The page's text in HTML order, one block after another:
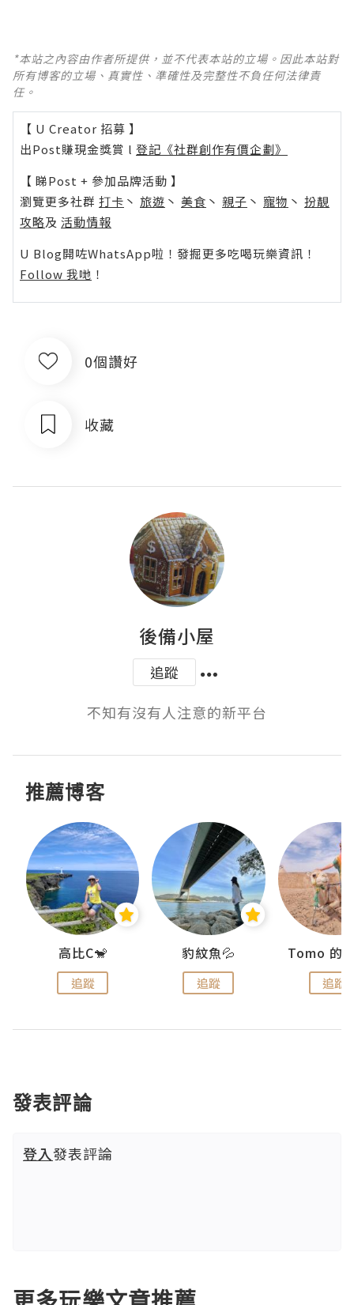
*本站之內容由作者所提供，並不代表本站的立場。因此本站對
所有博客的立場、真實性、準確性及完整性不負任何法律責
任。
【 U Creator 招募 】
出Post賺現金獎賞 l 登記《社群創作有價企劃》
【 睇Post + 參加品牌活動 】
瀏覽更多社群 打卡 丶 旅遊 丶 美食 丶 親子 丶 寵物 丶 扮靚
攻略及 活動情報
U Blog開咗WhatsApp啦！發掘更多吃喝玩樂資訊！
Follow 我哋 ！
0個讚好
收藏
後備小屋
追蹤
不知有沒有人注意的新平台
推薦博客
高比C🐒
追蹤
豹紋魚💦
追蹤 追蹤
發表評論
登入發表評論